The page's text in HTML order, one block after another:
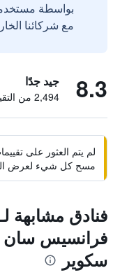
مع شركائنا
8.3 جيد جدًا
2,494 من التقييمات تم التحقق منها
لم يتم العثور على
مسح كل شيء لعرض
فنادق مشابهة
فرانسيس سان
سكوير